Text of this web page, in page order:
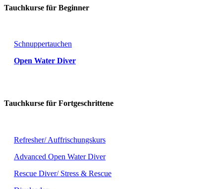
Tauchkurse für Beginner
Schnuppertauchen
Open Water Diver
Tauchkurse für Fortgeschrittene
Refresher/ Auffrischungskurs
Advanced Open Water Diver
Rescue Diver/ Stress & Rescue